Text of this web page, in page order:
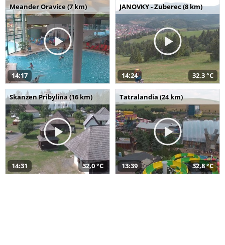
Meander Oravice (7 km)
14:17
JANOVKY - Zuberec (8 km)
14:24 32,3 °C
Skanzen Pribylina (16 km)
14:31 32,0 °C
Tatralandia (24 km)
13:39 32,8 °C